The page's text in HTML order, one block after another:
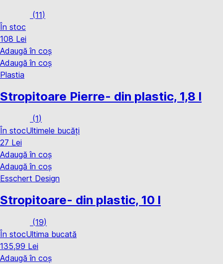
(11)
În stoc
108 Lei
Adaugă în coș
Adaugă în coș
Plastia
Stropitoare Pierre- din plastic, 1,8 l
(1)
În stocUltimele bucăți
27 Lei
Adaugă în coș
Adaugă în coș
Esschert Design
Stropitoare- din plastic, 10 l
(19)
În stocUltima bucată
135,99 Lei
Adaugă în coș